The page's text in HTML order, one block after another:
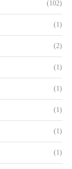
(102)
(1)
(2)
(1)
(1)
(1)
(1)
(1)